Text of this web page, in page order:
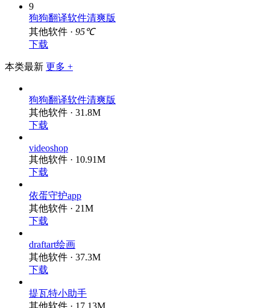
9
狗狗翻译软件清爽版
其他软件 · 95℃
下载
本类最新 更多 +
狗狗翻译软件清爽版
其他软件 · 31.8M
下载
videoshop
其他软件 · 10.91M
下载
依蛋守护app
其他软件 · 21M
下载
draftart绘画
其他软件 · 37.3M
下载
提瓦特小助手
其他软件 · 17.13M